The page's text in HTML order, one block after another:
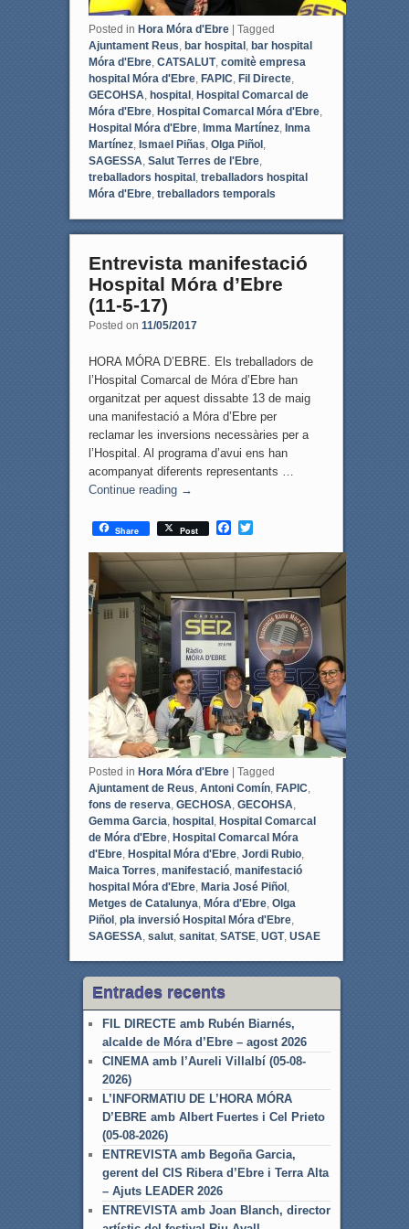
Posted in Hora Móra d'Ebre
Tagged
Ajuntament Reus, bar hospital , bar hospital
Móra d'Ebre, CATSALUT, comitè empresa
hospital Móra d'Ebre, FAPIC, Fil Directe,
GECOHSA, hospital , Hospital Comarcal de
Móra d'Ebre, Hospital Comarcal Móra d'Ebre,
Hospital Móra d'Ebre, Imma Martínez, Inma
Martínez, Ismael Piñas, Olga Piñol ,
SAGESSA, Salut Terres de l'Ebre,
treballadors hospital , treballadors hospital
Móra d'Ebre, treballadors temporals
Entrevista manifestació
Hospital Móra d’Ebre
(11-5-17)
Posted on 11/05/2017
HORA MÓRA D’EBRE. Els treballadors de
l’Hospital Comarcal de Móra d’Ebre han
organitzat per aquest dissabte 13 de maig
una manifestació a Móra d’Ebre per
reclamar les inversions necessàries per a
l’Hospital. Al programa d’avui ens han
acompanyat diferents representants …
Continue reading →
Share Post
F
c
o
o
k
T
i
t
e
r
Posted in Hora Móra d'Ebre | Tagged
Ajuntament de Reus Antoni Comín, FAPIC
fons de reserva GECHOSA GECOHSA
Gemma Garcia hospital, Hospital Comarcal
de Móra d'Ebre, Hospital Comarcal Móra
d'Ebre, Hospital Móra d'Ebre, Jordi Rubio,
Maica Torres manifestació, manifestació
hospital Móra d'Ebre, Maria José Piñol,
Metges de Catalunya Móra d'Ebre, Olga
Piñol, pla inversió Hospital Móra d'Ebre,
SAGESSA salut, sanitat, SATSE, UGT, USAE
Entrades recents
FIL DIRECTE amb Rubén Biarnés,
alcalde de Móra d’Ebre – agost 2026
CINEMA amb l’Aureli Villalbí (05-08-
2026)
L’INFORMATIU DE L’HORA MÓRA
D’EBRE amb Albert Fuertes i Cel Prieto
(05-08-2026)
ENTREVISTA amb Begoña Garcia,
gerent del CIS Ribera d’Ebre i Terra Alta
– Ajuts LEADER 2026
ENTREVISTA amb Joan Blanch, director